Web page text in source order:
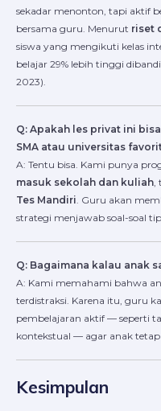
sekadar menonton, tapi aktif
bersama guru. Menurut riset
siswa yang mengikuti kelas
belajar 29% lebih tinggi
2023).
Q: Apakah les privat ini
SMA atau universitas
A: Tentu bisa. Kami punya
masuk sekolah dan kuliah
Tes Mandiri . Guru akan
strategi menjawab soal-soal
Q: Bagaimana kalau anak
A: Kami memahami bahwa
terdistraksi. Karena itu, guru
pembelajaran aktif — seperti
kontekstual — agar anak tetap
Kesimpulan